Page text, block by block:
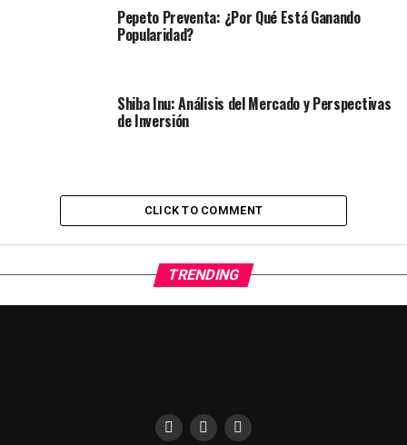
Pepeto Preventa: ¿Por Qué Está Ganando
Popularidad?
Shiba Inu: Análisis del Mercado y Perspectivas
de Inversión
CLICK TO COMMENT
TRENDING